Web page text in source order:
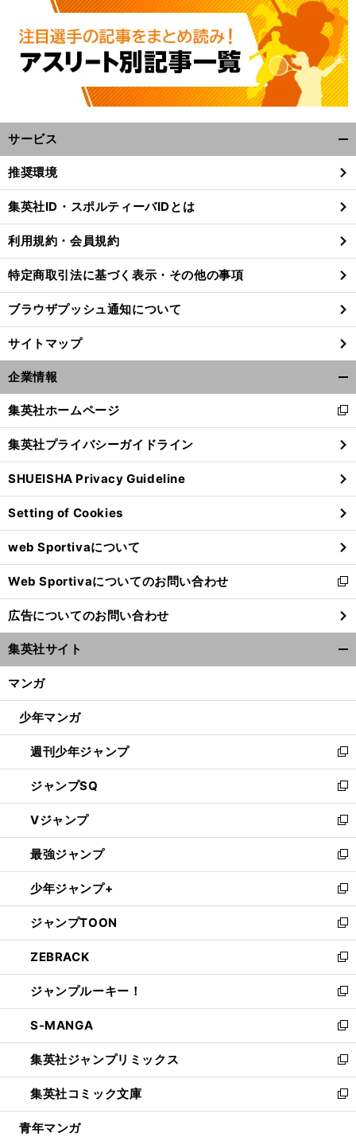
木
村沙織が世界バレーを展望
注目の18歳
・
秋本美空を「
伸
びしろしかない
」
と絶賛
、
「
個
人的に好きな選手
」
も明かす
サービス
閉
る
推奨環境
集英社ID・スポルティーバIDとは
利用規約・会員規約
特定商取引法に基づく表示・その他の事項
ブラウザプッシュ通知について
サイトマップ
企業情報
閉
る
集英社ホームページ
新
し
い
ウ
ィ
ン
ド
ウ
で
開
く
集英社プライバシーガイドライン
SHUEISHA Privacy Guideline
Setting of Cookies
web Sportivaについて
Web Sportivaについてのお問い合わせ
新
し
い
ウ
ィ
ン
ウ
開
く
広告についてのお問い合わせ
集英社サイト
マンガ
少年マンガ
週刊少年ジャンプ
新
し
い
ウ
ィ
ン
ド
ウ
で
開
く
ジャンプSQ
新
し
い
ウ
ィ
ン
ド
ウ
で
開
く
Vジャンプ
新
し
い
ウ
ィ
ン
ド
ウ
で
開
く
最強ジャンプ
新
し
い
ウ
ィ
ン
ド
ウ
で
開
く
少年ジャンプ+
新
し
い
ウ
ィ
ン
ド
ウ
で
開
く
ジャンプTOON
新
し
い
ウ
ィ
ン
ド
ウ
で
開
く
ZEBRACK
新
し
い
ウ
ィ
ン
ド
ウ
で
開
ジャンプルーキー！
新
し
い
ウ
ィ
ン
ド
ウ
S-MANGA
新
し
い
ウ
ィ
ン
集英社ジャンプリミックス
新
し
い
ウ
集英社コミック文庫
新
し
青年マンガ